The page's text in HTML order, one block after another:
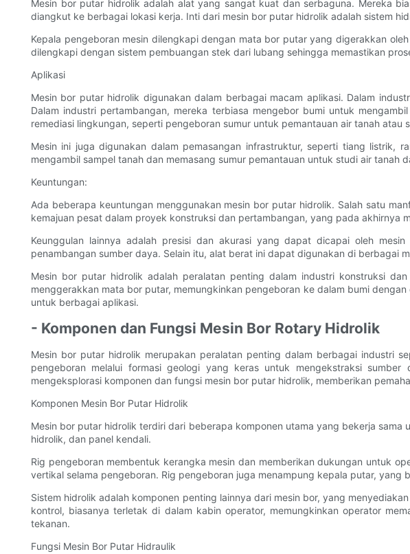
Mesin bor putar hidrolik adalah alat yang sangat kuat dan serbaguna. Mereka
diangkut ke berbagai lokasi kerja. Inti dari mesin bor putar hidrolik adalah sistem
Kepala pengeboran mesin dilengkapi dengan mata bor putar yang digerakkan
dilengkapi dengan sistem pembuangan stek dari lubang sehingga memastikan
Aplikasi
Mesin bor putar hidrolik digunakan dalam berbagai macam aplikasi. Dalam
Dalam industri pertambangan, mereka terbiasa mengebor bumi untuk
remediasi lingkungan, seperti pengeboran sumur untuk pemantauan air tanah atau
Mesin ini juga digunakan dalam pemasangan infrastruktur, seperti tiang
mengambil sampel tanah dan memasang sumur pemantauan untuk studi air tanah
Keuntungan:
Ada beberapa keuntungan menggunakan mesin bor putar hidrolik. Salah satu
kemajuan pesat dalam proyek konstruksi dan pertambangan, yang pada akhirnya
Keunggulan lainnya adalah presisi dan akurasi yang dapat dicapai oleh
penambangan sumber daya. Selain itu, alat berat ini dapat digunakan di berbagai
Mesin bor putar hidrolik adalah peralatan penting dalam industri konstruksi
menggerakkan mata bor putar, memungkinkan pengeboran ke dalam bumi
untuk berbagai aplikasi.
- Komponen dan Fungsi Mesin Bor Rotary Hidrolik
Mesin bor putar hidrolik merupakan peralatan penting dalam berbagai industri
pengeboran melalui formasi geologi yang keras untuk mengekstraksi
mengeksplorasi komponen dan fungsi mesin bor putar hidrolik, memberikan
Komponen Mesin Bor Putar Hidrolik
Mesin bor putar hidrolik terdiri dari beberapa komponen utama yang bekerja
hidrolik, dan panel kendali.
Rig pengeboran membentuk kerangka mesin dan memberikan dukungan untuk
vertikal selama pengeboran. Rig pengeboran juga menampung kepala putar,
Sistem hidrolik adalah komponen penting lainnya dari mesin bor, yang
kontrol, biasanya terletak di dalam kabin operator, memungkinkan operator
tekanan.
Fungsi Mesin Bor Putar Hidraulik